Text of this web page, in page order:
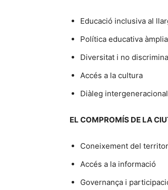
Educació inclusiva al
Política educativa àmplia
Diversitat i no
Accés a la cultura
Diàleg intergeneracional
EL COMPROMÍS DE LA
Coneixement del
Accés a la informació
Governança i